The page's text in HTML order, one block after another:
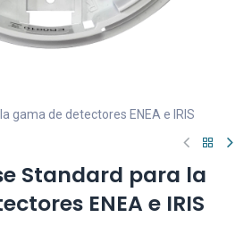
gama de detectores ENEA e IRIS
Standard para la
ENEA e IRIS